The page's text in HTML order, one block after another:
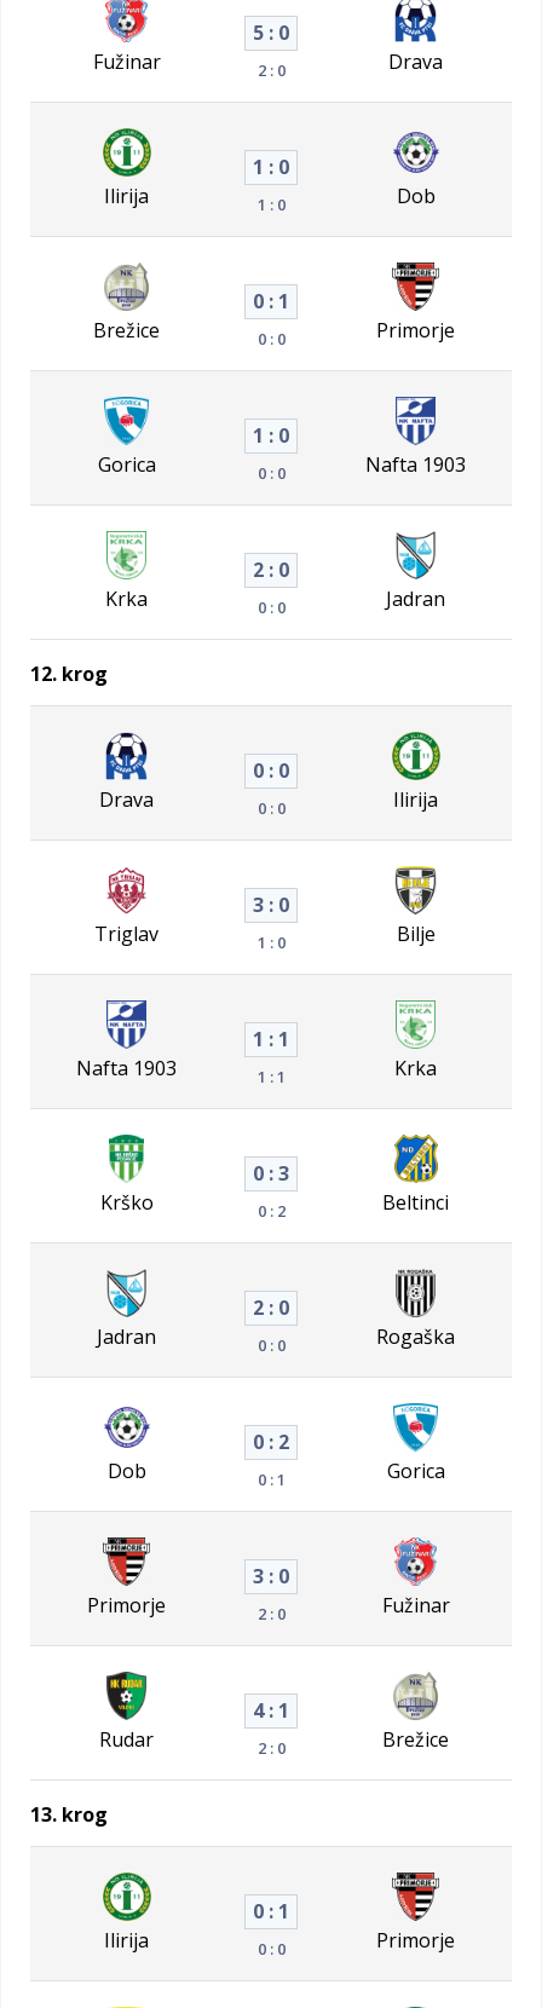
Fužinar
5 : 0
2 : 0 Drava
Ilirija
1 : 0
1 : 0 Dob
Brežice
0 : 1
0 : 0 Primorje
Gorica
1 : 0
0 : 0 Nafta 1903
Krka
2 : 0
0 : 0 Jadran
12. krog
Drava
0 : 0
0 : 0 Ilirija
Triglav
3 : 0
1 : 0 Bilje
Nafta 1903
1 : 1
1 : 1 Krka
Krško
0 : 3
0 : 2 Beltinci
Jadran
2 : 0
0 : 0 Rogaška
Dob
0 : 2
0 : 1 Gorica
Primorje
3 : 0
2 : 0 Fužinar
Rudar
4 : 1
2 : 0 Brežice
13. krog
Ilirija
0 : 1
0 : 0 Primorje